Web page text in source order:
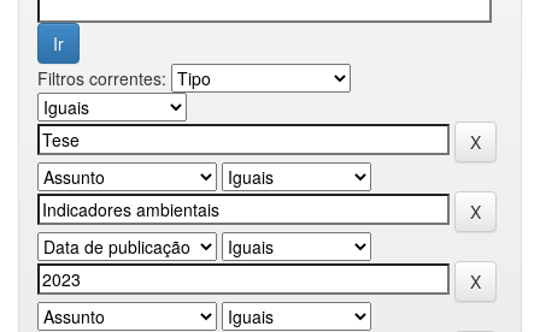
Filtros correntes: